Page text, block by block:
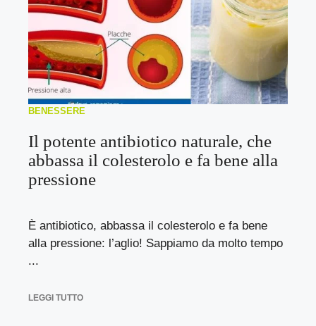
BENESSERE
Il potente antibiotico naturale, che
abbassa il colesterolo e fa bene alla
pressione
È antibiotico, abbassa il colesterolo e fa bene
alla pressione: l’aglio! Sappiamo da molto tempo
...
LEGGI TUTTO